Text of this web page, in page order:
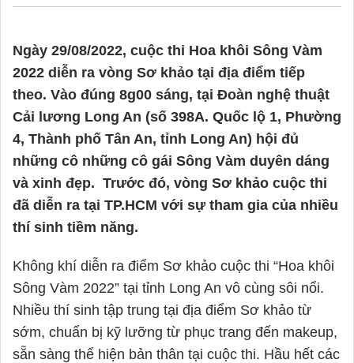
Ngày 29/08/2022, cuộc thi Hoa khôi Sông Vàm
2022 diễn ra vòng Sơ khảo tại địa điểm tiếp
theo. Vào đúng 8g00 sáng, tại Đoàn nghệ thuật
Cải lương Long An (số 398A. Quốc lộ 1, Phường
4, Thành phố Tân An, tỉnh Long An) hội đủ
những cô những cô gái Sông Vàm duyên dáng
và xinh đẹp.  Trước đó, vòng Sơ khảo cuộc thi
đã diễn ra tại TP.HCM với sự tham gia của nhiều
thí sinh tiềm năng.
Không khí diễn ra điểm Sơ khảo cuộc thi “Hoa khôi
Sông Vàm 2022” tại tỉnh Long An vô cùng sôi nổi.
Nhiều thí sinh tập trung tại địa điểm Sơ khảo từ
sớm, chuẩn bị kỹ lưỡng từ phục trang đến makeup,
sẵn sàng thể hiện bản thân tại cuộc thi. Hầu hết các